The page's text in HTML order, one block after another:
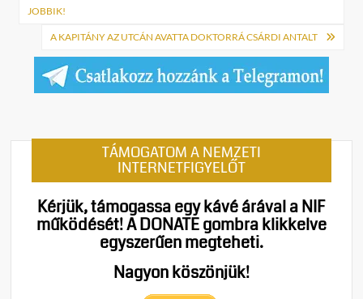
JOBBIK!
A KAPITÁNY AZ UTCÁN AVATTA DOKTORRÁ CSÁRDI ANTALT
TÁMOGATOM A NEMZETI
INTERNETFIGYELŐT
Kérjük, támogassa egy kávé árával a NIF
működését!A DONATE gombra klikkelve
egyszerűen megteheti.
Nagyon köszönjük!